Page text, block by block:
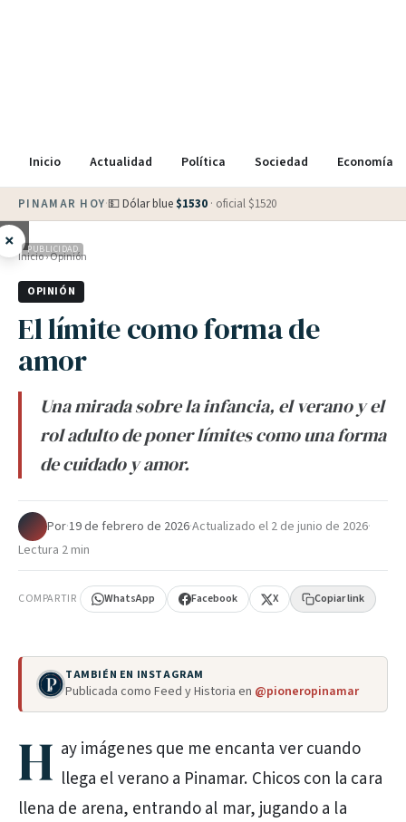
Inicio Actualidad Política Sociedad Economía
PINAMAR HOY·⛅ 8°·Parcialmente nublado
× PUBLICIDAD
Inicio›Opinión
OPINIÓN
El límite como forma de
amor
Una mirada sobre la infancia, el verano y el
rol adulto de poner límites como una forma
de cuidado y amor.
Por·19 de febrero de 2026·Actualizado el 2 de junio de 2026·
Lectura 2 min
COMPARTIR WhatsApp Facebook X Copiar link
TAMBIÉN EN INSTAGRAM
Publicada como Feed y Historia en @pioneropinamar
H ay imágenes que me encanta ver cuando
llega el verano a Pinamar. Chicos con la cara
llena de arena, entrando al mar, jugando a la